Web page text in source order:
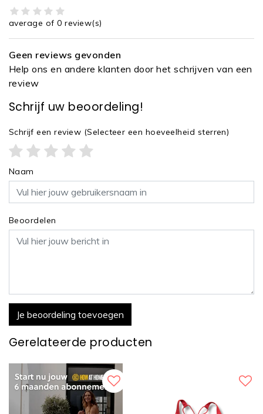
average of 0 review(s)
Geen reviews gevonden
Help ons en andere klanten door het schrijven van een
review
Schrijf uw beoordeling!
Schrijf een review (Selecteer een hoeveelheid sterren)
Naam
Beoordelen
Je beoordeling toevoegen
Gerelateerde producten